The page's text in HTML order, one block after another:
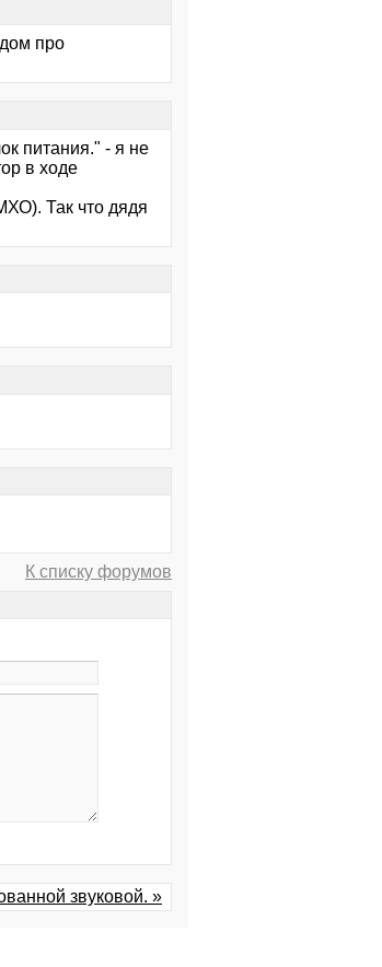
про
питания." - я не
в ходе
Так что дядя
К списку форумов
звуковой. »